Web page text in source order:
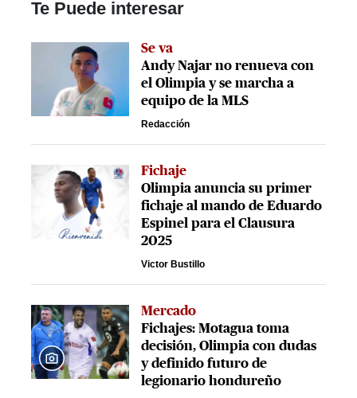
Te Puede interesar
Se va
Andy Najar no renueva con
el Olimpia y se marcha a
equipo de la MLS
Redacción
Fichaje
Olimpia anuncia su primer
fichaje al mando de Eduardo
Espinel para el Clausura
2025
Victor Bustillo
Mercado
Fichajes: Motagua toma
decisión, Olimpia con dudas
y definido futuro de
legionario hondureño